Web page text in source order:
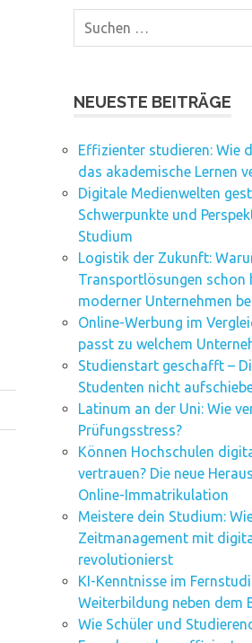
NEUESTE BEITRÄGE
Effizienter studieren: Wie
das akademische Lernen
Digitale Medienwelten
Schwerpunkte und
Studium
Logistik der Zukunft:
Transportlösungen schon
moderner Unternehmen
Online-Werbung im
passt zu welchem
Studienstart geschafft –
Studenten nicht
Latinum an der Uni: Wie
Prüfungsstress?
Können Hochschulen
vertrauen? Die neue
Online-Immatrikulation
Meistere dein Studium:
Zeitmanagement mit
revolutionierst
KI-Kenntnisse im
Weiterbildung neben dem
Wie Schüler und